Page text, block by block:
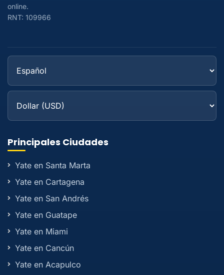
online.
RNT: 109966
Principales Ciudades
Yate en Santa Marta
Yate en Cartagena
Yate en San Andrés
Yate en Guatape
Yate en Miami
Yate en Cancún
Yate en Acapulco